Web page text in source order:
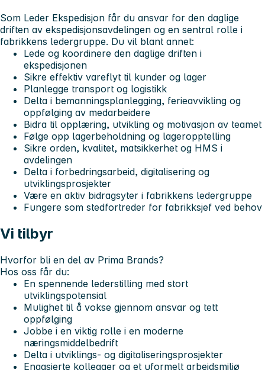
Som Leder Ekspedisjon får du ansvar for den daglige
driften av ekspedisjonsavdelingen og en sentral rolle i
fabrikkens ledergruppe. Du vil blant annet:
Lede og koordinere den daglige driften i
ekspedisjonen
Sikre effektiv vareflyt til kunder og lager
Planlegge transport og logistikk
Delta i bemanningsplanlegging, ferieavvikling og
oppfølging av medarbeidere
Bidra til opplæring, utvikling og motivasjon av teamet
Følge opp lagerbeholdning og lageropptelling
Sikre orden, kvalitet, matsikkerhet og HMS i
avdelingen
Delta i forbedringsarbeid, digitalisering og
utviklingsprosjekter
Være en aktiv bidragsyter i fabrikkens ledergruppe
Fungere som stedfortreder for fabrikksjef ved behov
Vi tilbyr
Hvorfor bli en del av Prima Brands?
Hos oss får du:
En spennende lederstilling med stort
utviklingspotensial
Mulighet til å vokse gjennom ansvar og tett
oppfølging
Jobbe i en viktig rolle i en moderne
næringsmiddelbedrift
Delta i utviklings- og digitaliseringsprosjekter
Engasjerte kollegaer og et uformelt arbeidsmiljø